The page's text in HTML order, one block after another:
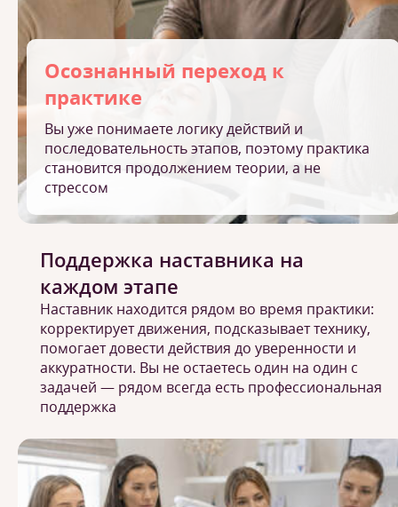
Осознанный переход к
практике
Вы уже понимаете логику действий и
последовательность этапов, поэтому практика
становится продолжением теории, а не
стрессом
Поддержка наставника на
каждом этапе
Наставник находится рядом во время практики:
корректирует движения, подсказывает технику,
помогает довести действия до уверенности и
аккуратности. Вы не остаетесь один на один с
задачей — рядом всегда есть профессиональная
поддержка